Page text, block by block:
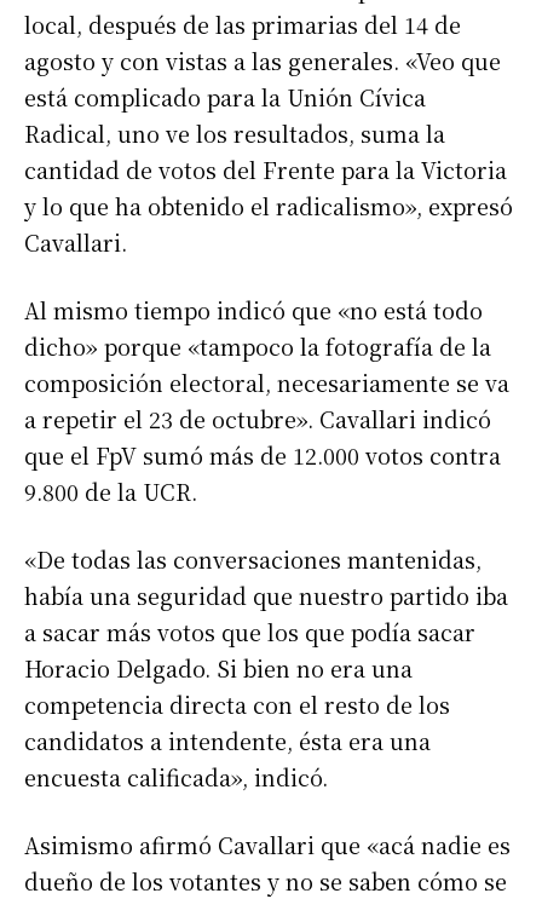
local, después de las primarias del 14 de
agosto y con vistas a las generales. «Veo que
está complicado para la Unión Cívica
Radical, uno ve los resultados, suma la
cantidad de votos del Frente para la Victoria
y lo que ha obtenido el radicalismo», expresó
Cavallari.
Al mismo tiempo indicó que «no está todo
dicho» porque «tampoco la fotografía de la
composición electoral, necesariamente se va
a repetir el 23 de octubre». Cavallari indicó
que el FpV sumó más de 12.000 votos contra
9.800 de la UCR.
«De todas las conversaciones mantenidas,
había una seguridad que nuestro partido iba
a sacar más votos que los que podía sacar
Horacio Delgado. Si bien no era una
competencia directa con el resto de los
candidatos a intendente, ésta era una
encuesta calificada», indicó.
Asimismo afirmó Cavallari que «acá nadie es
dueño de los votantes y no se saben cómo se